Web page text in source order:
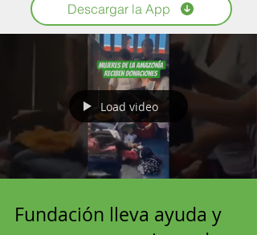
Descargar la App
Load video
Fundación lleva ayuda y